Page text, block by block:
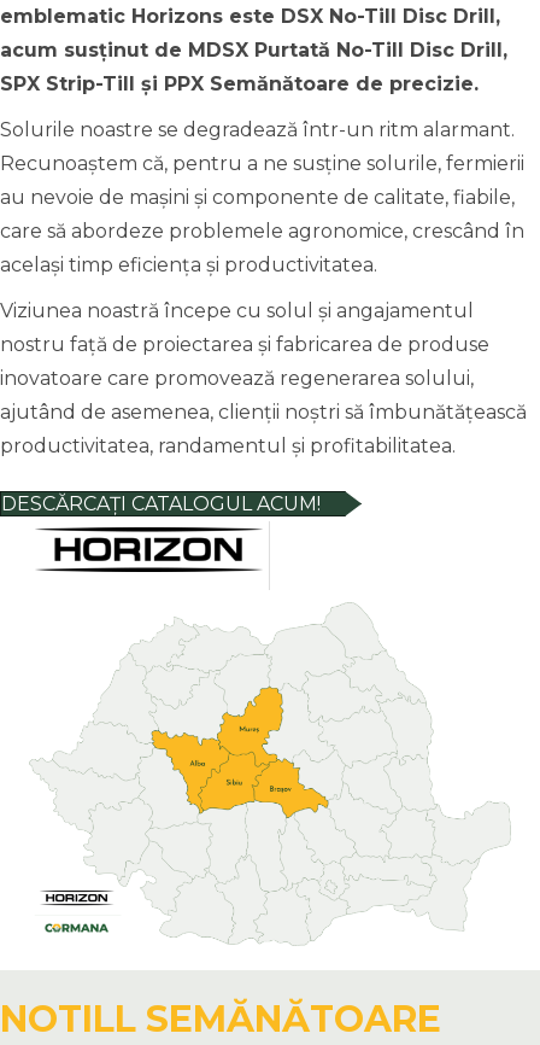
emblematic Horizons este DSX No-Till Disc Drill,
acum susținut de MDSX Purtată No-Till Disc Drill,
SPX Strip-Till și PPX Semănătoare de precizie.
Solurile noastre se degradează într-un ritm alarmant.
Recunoaștem că, pentru a ne susține solurile, fermierii
au nevoie de mașini și componente de calitate, fiabile,
care să abordeze problemele agronomice, crescând în
același timp eficiența și productivitatea.
Viziunea noastră începe cu solul și angajamentul
nostru față de proiectarea și fabricarea de produse
inovatoare care promovează regenerarea solului,
ajutând de asemenea, clienții noștri să îmbunătățească
productivitatea, randamentul și profitabilitatea.
DESCĂRCAȚI CATALOGUL ACUM!
NOTILL SEMĂNĂTOARE